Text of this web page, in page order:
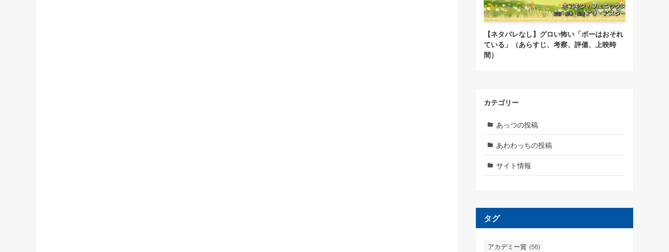
【ネタバレなし】グロい怖い「ボーはおそれ
ている」（あらすじ、考察、評価、上映時
間）
カテゴリー
あっつの投稿
あわわっちの投稿
サイト情報
タグ
アカデミー賞 (56)